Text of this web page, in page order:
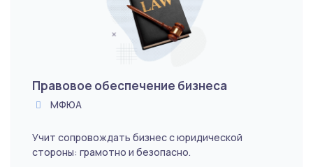
Правовое обеспечение бизнеса
МФЮА
Учит сопровождать бизнес с юридической
стороны: грамотно и безопасно.